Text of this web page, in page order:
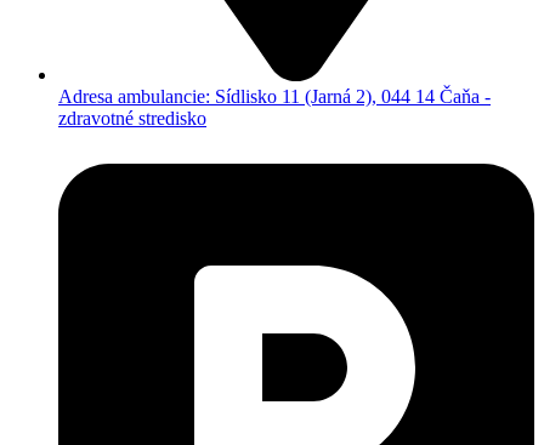
Adresa ambulancie: Sídlisko 11 (Jarná 2), 044 14 Čaňa -
zdravotné stredisko